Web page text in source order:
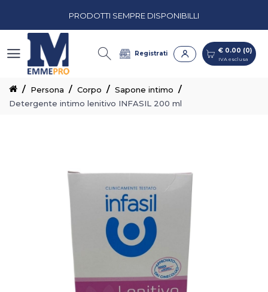
PRODOTTI SEMPRE DISPONIBILLI
PREVENTIVI PERSONALIZZATI
CASH & CARRY CON CORSIE ORGANIZZATE
PRODOTTI SEMPRE DISPONIBILLI
Registrati € 0.00 (0)
IVA esclusa
Persona Corpo
Sapone intimo
Detergente intimo lenitivo INFASIL 200 ml